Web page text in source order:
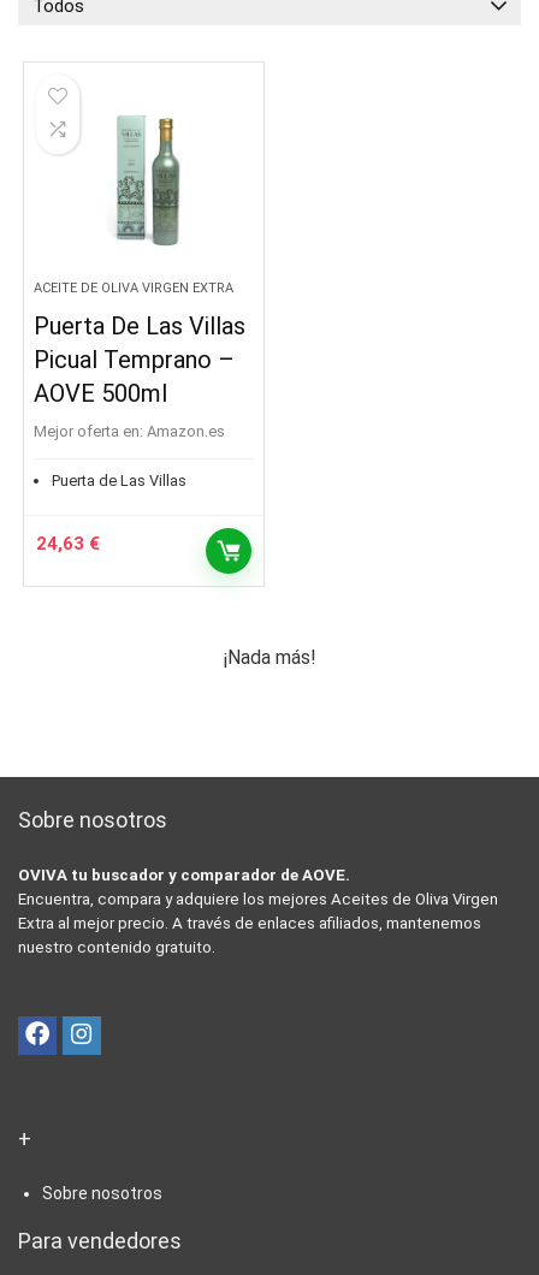
Todos
ACEITE DE OLIVA VIRGEN EXTRA
Puerta De Las Villas
Picual Temprano –
AOVE 500ml
Mejor oferta en: Amazon.es
Puerta de Las Villas
24,63 €
¡Nada más!
Sobre nosotros
OVIVA tu buscador y comparador de AOVE.
Encuentra, compara y adquiere los mejores Aceites de Oliva Virgen
Extra al mejor precio. A través de enlaces afiliados, mantenemos
nuestro contenido gratuito.
+
Sobre nosotros
Para vendedores